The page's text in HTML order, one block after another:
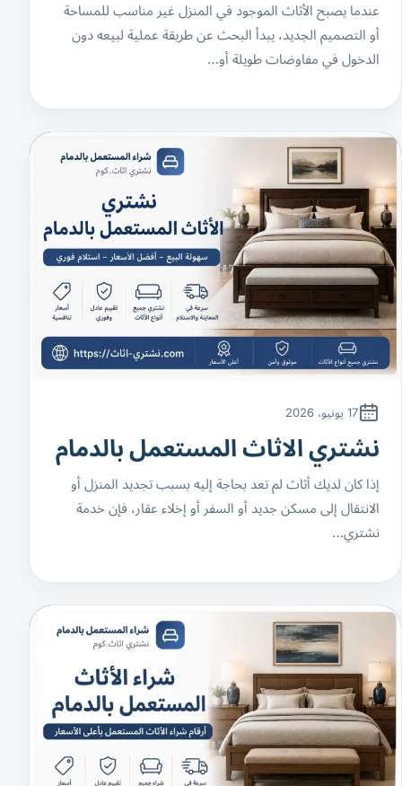
عندما يصبح الأثاث الموجود في المنزل غير مناسب للمساحة
أو التصميم الجديد، يبدأ البحث عن طريقة عملية لبيعه دون
الدخول في مفاوضات طويلة أو…
17 يونيو، 2026
نشتري الاثاث المستعمل بالدمام
إذا كان لديك أثاث لم تعد بحاجة إليه بسبب تجديد المنزل أو
الانتقال إلى مسكن جديد أو السفر أو إخلاء عقار، فإن خدمة
نشتري…